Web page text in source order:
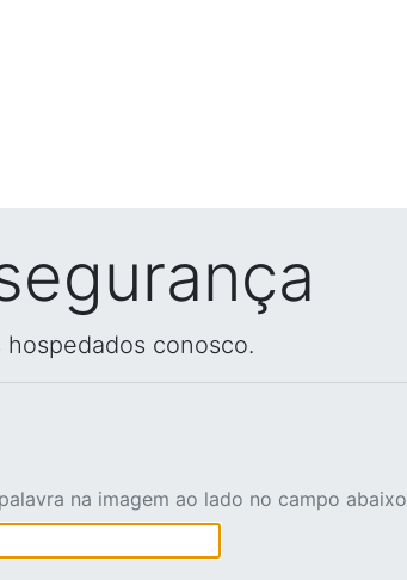
conosco.
na imagem ao lado no campo abaixo